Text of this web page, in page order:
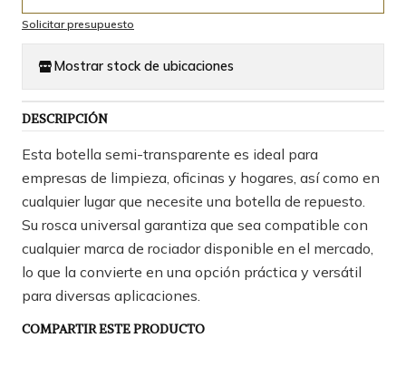
Solicitar presupuesto
Mostrar stock de ubicaciones
DESCRIPCIÓN
Esta botella semi-transparente es ideal para
empresas de limpieza, oficinas y hogares, así como en
cualquier lugar que necesite una botella de repuesto.
Su rosca universal garantiza que sea compatible con
cualquier marca de rociador disponible en el mercado,
lo que la convierte en una opción práctica y versátil
para diversas aplicaciones.
COMPARTIR ESTE PRODUCTO